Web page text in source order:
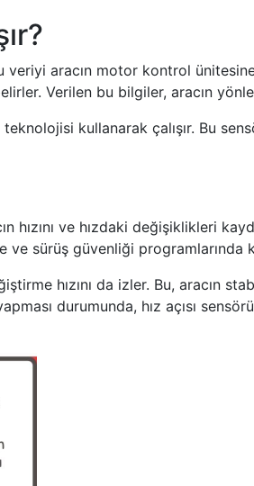
veriyi aracın motor kontrol
Verilen bu bilgiler, aracın
kullanarak çalışır. Bu
hızını ve hızdaki değişiklikleri
ve sürüş güvenliği programlarında
hızını da izler. Bu, aracın
durumunda, hız açısı